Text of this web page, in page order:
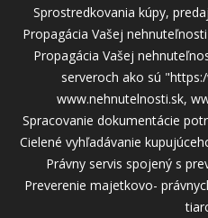
Sprostredkovania kúpy,
Propagácia Vašej
Propagácia Vašej
serveroch ako sú
www.nehnutelnosti.sk,
Spracovanie dokumentácie
Cielené vyhľadávanie
Právny servis spojený s
Preverenie majetkovo-